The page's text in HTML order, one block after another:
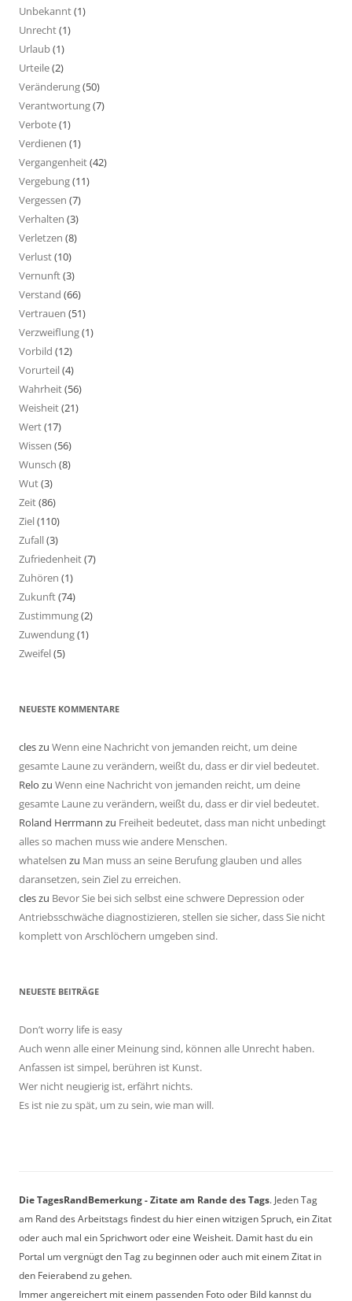
Unbekannt(1)
Unrecht(1)
Urlaub(1)
Urteile(2)
Veränderung(50)
Verantwortung(7)
Verbote(1)
Verdienen (1)
Vergangenheit(42)
Vergebung(11)
Vergessen (7)
Verhalten (3)
Verletzen (8)
Verlust(10)
Vernunft(3)
Verstand (66)
Vertrauen (51)
Verzweiflung(1)
Vorbild (12)
Vorurteil(4)
Wahrheit(56)
Weisheit(21)
Wert(17)
Wissen (56)
Wunsch (8)
Wut(3)
Zeit(86)
Ziel(110)
Zufall(3)
Zufriedenheit(7)
Zuhören (1)
Zukunft(74)
Zustimmung(2)
Zuwendung(1)
Zweifel(5)
NEUESTE KOMMENTARE
cleszu Wenn eine Nachricht von jemanden reicht, um deine
gesamte Laune zu verändern, weißt du, dass er dir viel bedeutet.
Relo zu Wenn eine Nachricht von jemanden reicht, um deine
gesamte Laune zu verändern, weißt du, dass er dir viel bedeutet.
Roland Herrmann zu Freiheit bedeutet, dass man nicht unbedingt
alles so machen muss wie andere Menschen.
whatelsen zu Man muss an seine Berufung glauben und alles
daransetzen, sein Ziel zu erreichen.
cleszu Bevor Sie bei sich selbst eine schwere Depression oder
Antriebsschwäche diagnostizieren, stellen sie sicher, dass Sie nicht
komplett von Arschlöchern umgeben sind.
NEUESTE BEITRÄGE
Don’t worry life is easy
Auch wenn alle einer Meinung sind, können alle Unrecht haben.
Anfassen ist simpel, berühren ist Kunst.
Wer nicht neugierig ist, erfährt nichts.
Es ist nie zu spät, um zu sein, wie man will.
Die TagesRandBemerkung - Zitate am Rande des Tags. Jeden Tag
am Rand des Arbeitstags findest du hier einen witzigen Spruch, ein Zitat
oder auch mal ein Sprichwort oder eine Weisheit. Damit hast du ein
Portal um vergnügt den Tag zu beginnen oder auch mit einem Zitat in
den Feierabend zu gehen.
Immer angereichert mit einem passenden Foto oder Bild kannst du